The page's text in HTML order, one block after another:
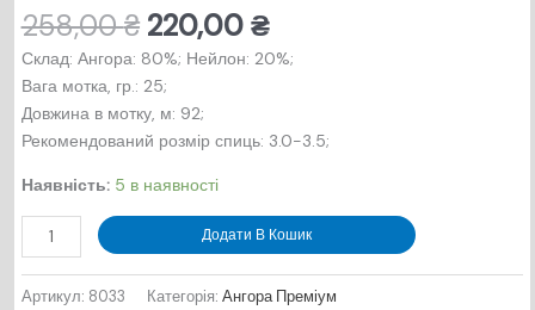
258,00₴ Оригінальна
ціна:
258,00 ₴.
220,00₴Поточна
ціна:
Склад: Ангора: 80%; Нейлон: 20%;
Вага мотка, гр.: 25;
Довжина в мотку, м: 92;
Рекомендований розмір спиць: 3.0-3.5;
Наявність: 5 в наявності
Ангора
Преміум
№8033
Додати В Кошик
Артикул: 8033 Категорія: Ангора Преміум